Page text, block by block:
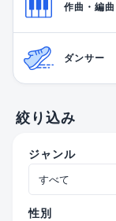
作曲・編曲
ダンサー
絞り込み
ジャンル
性別